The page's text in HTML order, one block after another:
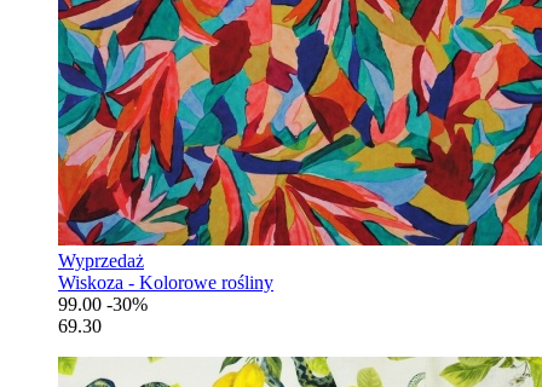
Wyprzedaż
Wiskoza - Kolorowe rośliny
99.00 -30%
69.30